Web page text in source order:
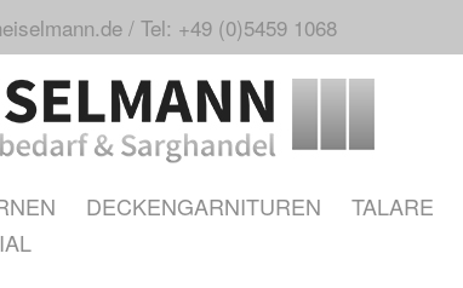
/ Tel: +49 (0)5459 1068
DECKENGARNITUREN TALARE